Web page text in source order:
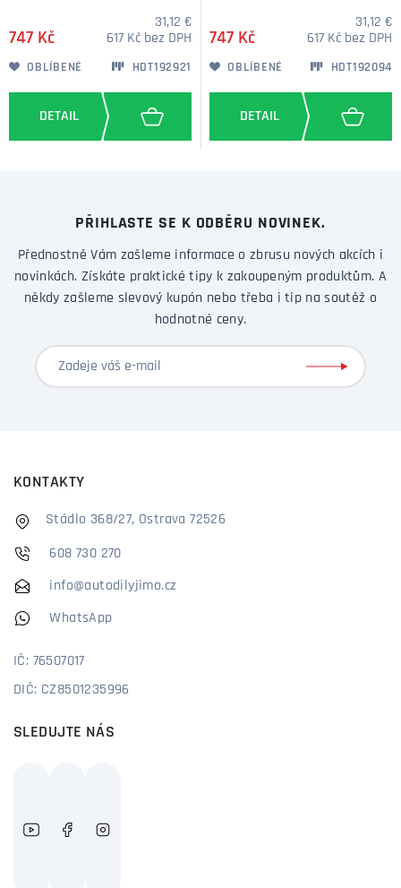
747 Kč
31,12 €
617 Kč bez DPH
OBLÍBENÉ HDT192921
747 Kč
31,12 €
617 Kč bez DPH
OBLÍBENÉ HDT192094
PŘIHLASTE SE K ODBĚRU NOVINEK.
Přednostně Vám zašleme informace o zbrusu nových akcích i
novinkách. Získáte praktické tipy k zakoupeným produktům. A
někdy zašleme slevový kupón nebo třeba i tip na soutěž o
hodnotné ceny.
KONTAKTY
Stádlo 368/27, Ostrava 72526
608 730 270
info@autodilyjimo.cz
WhatsApp
IČ: 76507017
DIČ: CZ8501235996
SLEDUJTE NÁS